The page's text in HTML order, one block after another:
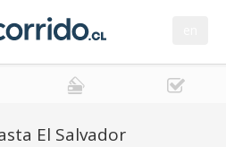
El Salvador